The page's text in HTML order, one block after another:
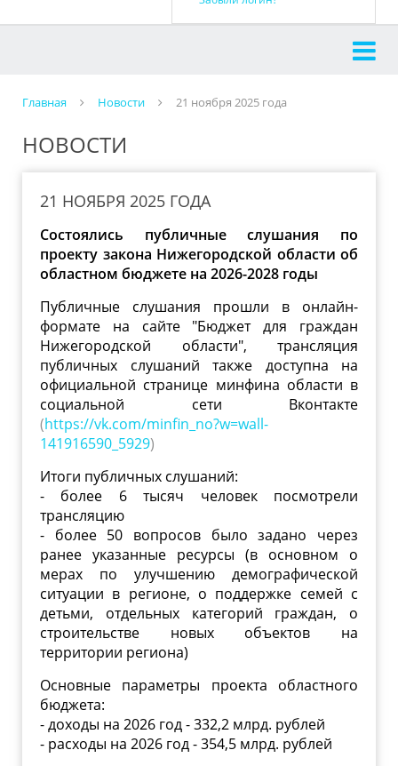
Главная Новости 21 ноября 2025 года
НОВОСТИ
21 НОЯБРЯ 2025 ГОДА
Состоялись публичные слушания по
проекту закона Нижегородской области об
областном бюджете на 2026-2028 годы
Публичные слушания прошли в онлайн-
формате на сайте "Бюджет для граждан
Нижегородской области", трансляция
публичных слушаний также доступна на
официальной странице минфина области в
социальной сети Вконтакте
(https://vk.com/minfin_no?w=wall-
141916590_5929)
Итоги публичных слушаний:
- более 6 тысяч человек посмотрели
трансляцию
- более 50 вопросов было задано через
ранее указанные ресурсы (в основном о
мерах по улучшению демографической
ситуации в регионе, о поддержке семей с
детьми, отдельных категорий граждан, о
строительстве новых объектов на
территории региона)
Основные параметры проекта областного
бюджета:
- доходы на 2026 год - 332,2 млрд. рублей
- расходы на 2026 год - 354,5 млрд. рублей